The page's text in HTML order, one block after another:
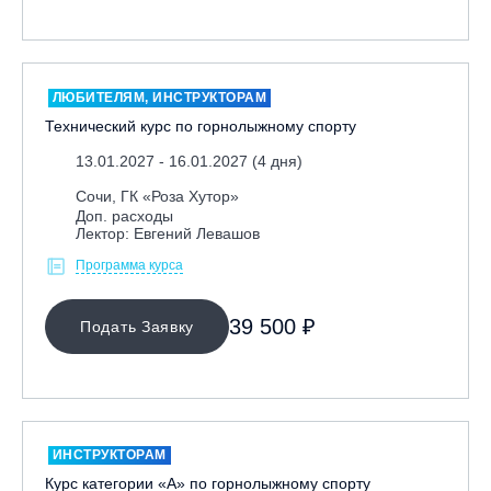
ОЧИСТИТЬ ФИЛЬТР
ЛЮБИТЕЛЯМ, ИНСТРУКТОРАМ
Технический курс по горнолыжному спорту
13.01.2027 - 16.01.2027 (4 дня)
Сочи, ГК «Роза Хутор»
Доп. расходы
Лектор: Евгений Левашов
Программа курса
Подать Заявку 39 500 ₽
ИНСТРУКТОРАМ
Курс категории «А» по горнолыжному спорту